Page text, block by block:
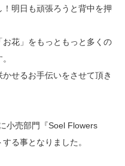
明日も頑張ろうと背中を押
花」をもっともっと多くの
せるお手伝いをさせて頂き
小売部門『Soel Flowers
る事となりました。